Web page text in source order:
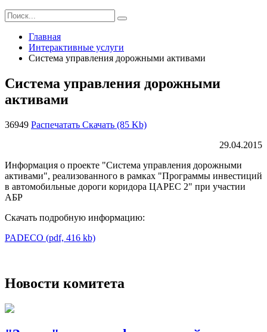
Главная
Интерактивные услуги
Система управления дорожными активами
Система управления дорожными
активами
36949 Распечатать Скачать (85 Kb)
29.04.2015
Информация о проекте "Система управления дорожными
активами", реализованного в рамках "Программы инвестиций
в автомобильные дороги коридора ЦАРЕС 2" при участии
АБР
Скачать подробную информацию:
PADECO (pdf, 416 kb)
Новости комитета